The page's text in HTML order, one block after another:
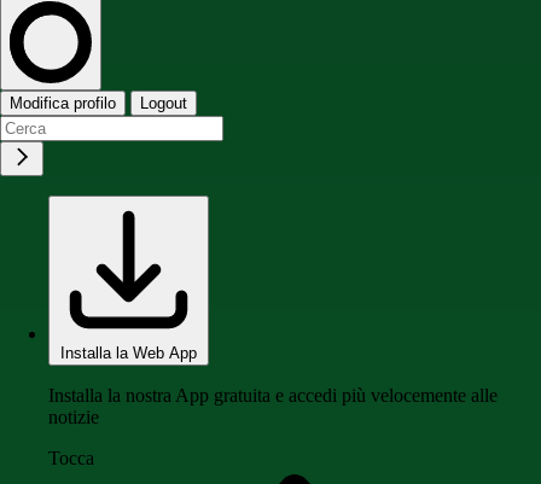
Modifica profilo Logout
Installa la Web App
Installa la nostra App gratuita e accedi più velocemente alle
notizie
Tocca